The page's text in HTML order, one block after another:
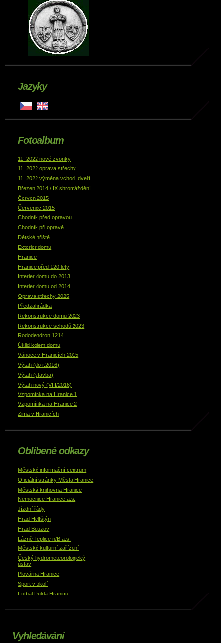
Jazyky
Fotoalbum
11_2022 nové zvonky
11_2022 oprava střechy
11_2022 výměna vchod. dveří
Březen 2014 / IX.shromáždění
Červen 2015
Červenec 2015
Chodník před opravou
Chodník při opravě
Dětské hřiště
Exterier domu
Hranice
Hranice před 120 lety
Interier domu do 2013
Interier domu od 2014
Oprava střechy 2025
Předzahrádka
Rekonstrukce domu 2023
Rekonstrukce schodů 2023
Rododendron 1214
Úklid kolem domu
Vánoce v Hranicích 2015
Výtah (do r.2016)
Výtah (stavba)
Výtah nový (VIII/2016)
Vzpomínka na Hranice 1
Vzpomínka na Hranice 2
Zima v Hranicích
Oblíbené odkazy
Městské informační centrum
Oficiální stránky Města Hranice
Městská knihovna Hranice
Nemocnice Hranice a.s.
Jízdní řády
Hrad Helfštýn
Hrad Bouzov
Lázně Teplice n/B a.s.
Městské kulturní zařízení
Český hydrometeorologický
ústav
Plovárna Hranice
Sport v okolí
Fotbal Dukla Hranice
Vyhledávání